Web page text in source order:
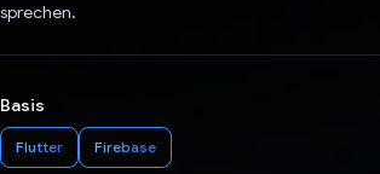
sprechen.
Basis
Flutter Firebase